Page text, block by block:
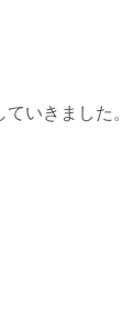
いきました。